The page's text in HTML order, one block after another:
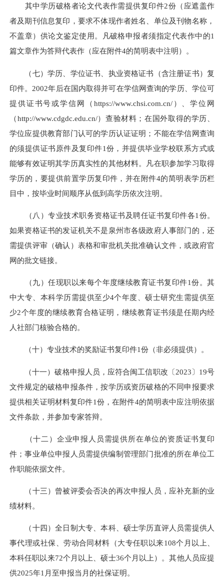
其中学历破格者论文代表作需提供复印件2份（应遮盖作
者及期刊信息复印，要求不体现作者姓名、单位及刊物名称，
不盖章）供论文鉴定使用。凡破格申报者须指定代表作中的1
篇文章作为答辩代表作（应在附件4的简明表中注明）。
（七）学历、学位证书、执业资格证书（含注册证书）复
印件。2002年后在国内取得并可在学信网查询的学历、学位可
提供证书号或学信网（https://www.chsi.com.cn/）、学位网
（http://www.cdgdc.edu.cn/）查验材料；在国外取得的学历、
学位应提供教育部门认可的学历认证证明；不能在学信网查询
的须提供证书原件及复印件1份，并提供毕业学校联系方式或
能够有效证明其学历真实性的其他材料。凡在职参加学习取得
学历的，要提供前置学历复印件，并在附件4的简明表学历栏
目中，按毕业时间顺序从低到高学历依次注明。
（八）专业技术职务资格证书及聘任证书复印件各1份。
如果资格证书的发证机关不是泉州市各级政府人事部门的，还
需提供评审（确认）表格和审批机关批准确认文件，或政府官
网的批文链接。
（九）任现职以来每个年度继续教育证书复印件1份。其
中大专、本科学历需提供至少4个年度、硕士研究生需提供至
少2个年度的继续教育合格证明，继续教育证书须是任期内经
人社部门核验合格的。
（十）专业技术的奖励证书复印件1份（非必须提供）。
（十一）破格申报人员，应符合闽工信职改〔2023〕19号
文件规定的破格申报条件，按学历或资历破格的不同申报要求
提供相关证明材料复印件1份，在附件4的简明表中应注明依据
文件条款，并参加专家答辩。
（十二）企业申报人员需提供所在单位的资质证书复印
件；事业单位申报人员需提供编制管理部门批准的所在单位工
作职能依据文件。
（十三）曾被评委会否决的再次申报人员，应补充新的业
绩材料。
（十四）全日制大专、本科、硕士学历直评人员需提供人
事代理或社保、劳动合同材料（大专任职以来108个月以上、
本科任职以来72个月以上、硕士36个月以上）。其他人员应提
供2025年1月至申报当月的社保证明。